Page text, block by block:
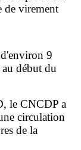
de virement
9
début du
le CNCDP a
circulation
de la